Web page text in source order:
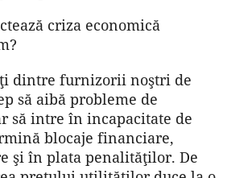
criza economică
dintre furnizorii noştri de
să aibă probleme de
să intre în incapacitate de
blocaje financiare,
şi în plata penalităţilor. De